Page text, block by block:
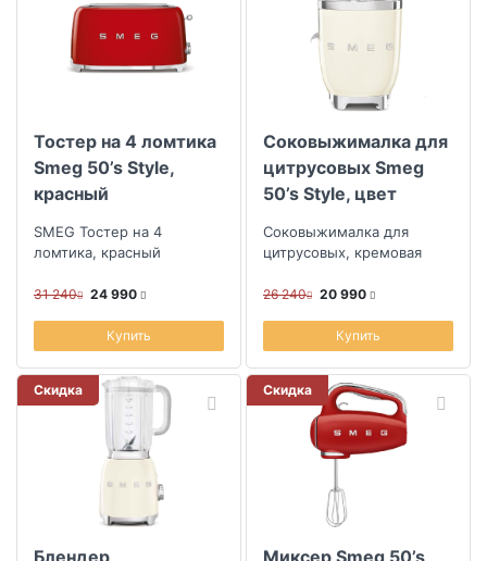
Тостер на 4 ломтика
Smeg 50’s Style,
красный
SMEG Тостер на 4
ломтика, красный
31 240 24 990
Купить
Соковыжималка для
цитрусовых Smeg
50’s Style, цвет
Соковыжималка для
цитрусовых, кремовая
26 240 20 990
Купить
Скидка Скидка